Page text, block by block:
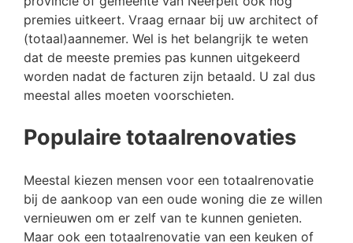
premies uitkeert. Vraag ernaar bij uw architect of
(totaal)aannemer. Wel is het belangrijk te weten
dat de meeste premies pas kunnen uitgekeerd
worden nadat de facturen zijn betaald. U zal dus
meestal alles moeten voorschieten.
Populaire totaalrenovaties
Meestal kiezen mensen voor een totaalrenovatie
bij de aankoop van een oude woning die ze willen
vernieuwen om er zelf van te kunnen genieten.
Maar ook een totaalrenovatie van een keuken of